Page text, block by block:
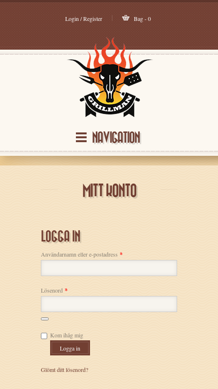
Login / Register Bag - 0
NAVIGATION
MITT KONTO
LOGGA IN
Användarnamn eller e-postadress *
Lösenord *
Kom ihåg mig
Logga in
Glömt ditt lösenord?